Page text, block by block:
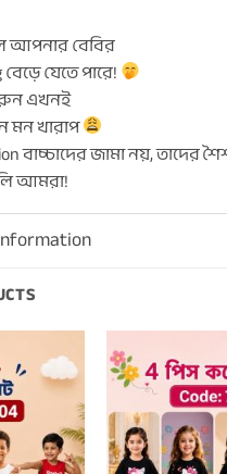
আপনার বেবির
যেতে পারে!
এখনই
মন খারাপ
বাচ্চাদের জামা নয়, তাদের
আমরা!